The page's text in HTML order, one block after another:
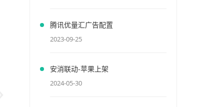
腾讯优量汇广告配置
2023-09-25
安消联动-苹果上架
2024-05-30